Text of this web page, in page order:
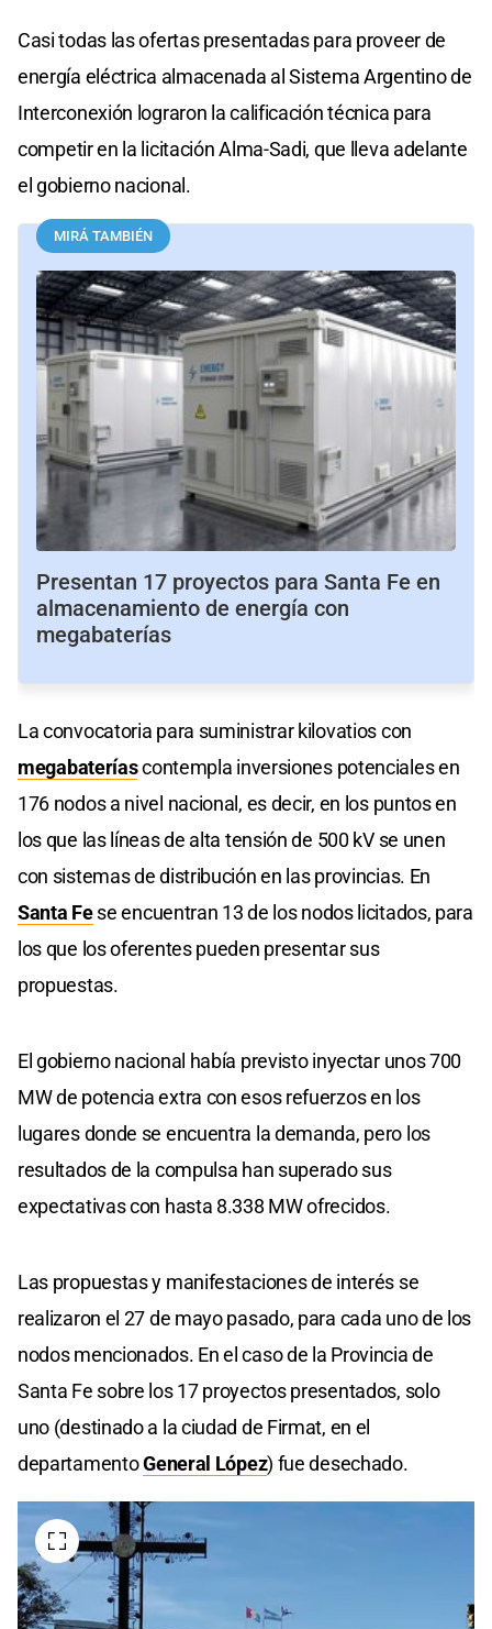
Casi todas las ofertas presentadas para proveer de
energía eléctrica almacenada al Sistema Argentino de
Interconexión lograron la calificación técnica para
competir en la licitación Alma-Sadi, que lleva adelante
el gobierno nacional.
MIRÁ TAMBIÉN
Presentan 17 proyectos para Santa Fe en
almacenamiento de energía con
megabaterías
La convocatoria para suministrar kilovatios con
megabateríascontempla inversiones potenciales en
176 nodos a nivel nacional, es decir, en los puntos en
los que las líneas de alta tensión de 500 kV se unen
con sistemas de distribución en las provincias. En
Santa Fese encuentran 13 de los nodos licitados, para
los que los oferentes pueden presentar sus
propuestas.
El gobierno nacional había previsto inyectar unos 700
MW de potencia extra con esos refuerzos en los
lugares donde se encuentra la demanda, pero los
resultados de la compulsa han superado sus
expectativas con hasta 8.338 MW ofrecidos.
Las propuestas y manifestaciones de interés se
realizaron el 27 de mayo pasado, para cada uno de los
nodos mencionados. En el caso de la Provincia de
Santa Fe sobre los 17 proyectos presentados, solo
uno (destinado a la ciudad de Firmat, en el
departamentoGeneral López) fue desechado.